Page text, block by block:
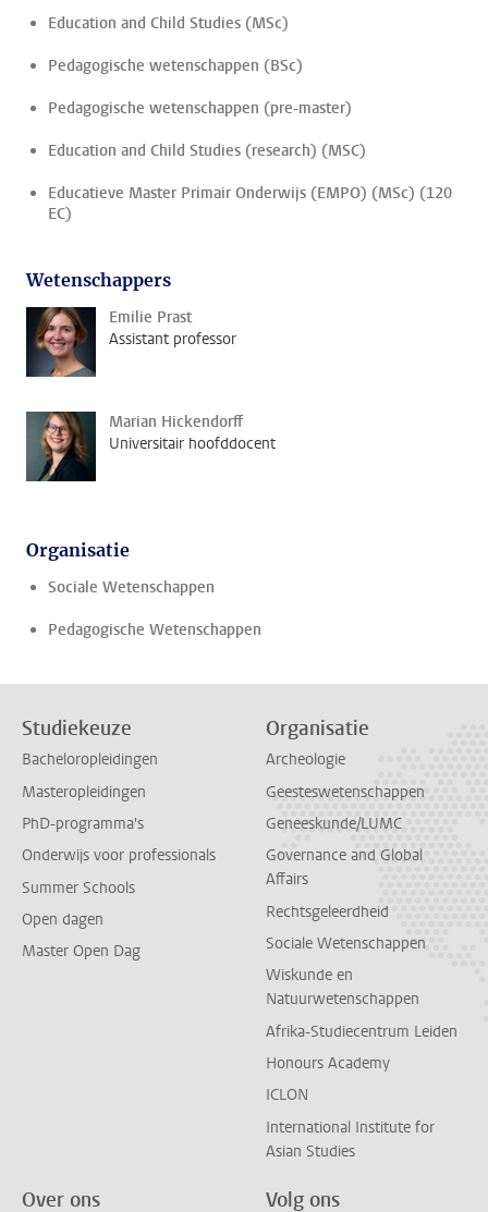
Education and Child Studies (MSc)
Pedagogische wetenschappen (BSc)
Pedagogische wetenschappen (pre-master)
Education and Child Studies (research) (MSC)
Educatieve Master Primair Onderwijs (EMPO) (MSc) (120
EC)
Wetenschappers
Emilie Prast
Assistant professor
Marian Hickendorff
Universitair hoofddocent
Organisatie
Sociale Wetenschappen
Pedagogische Wetenschappen
Studiekeuze
Bacheloropleidingen
Masteropleidingen
PhD-programma's
Onderwijs voor professionals
Summer Schools
Open dagen
Master Open Dag
Organisatie
Archeologie
Geesteswetenschappen
Geneeskunde/LUMC
Governance and Global
Affairs
Rechtsgeleerdheid
Sociale Wetenschappen
Wiskunde en
Natuurwetenschappen
Afrika-Studiecentrum Leiden
Honours Academy
ICLON
International Institute for
Asian Studies
Over ons Volg ons